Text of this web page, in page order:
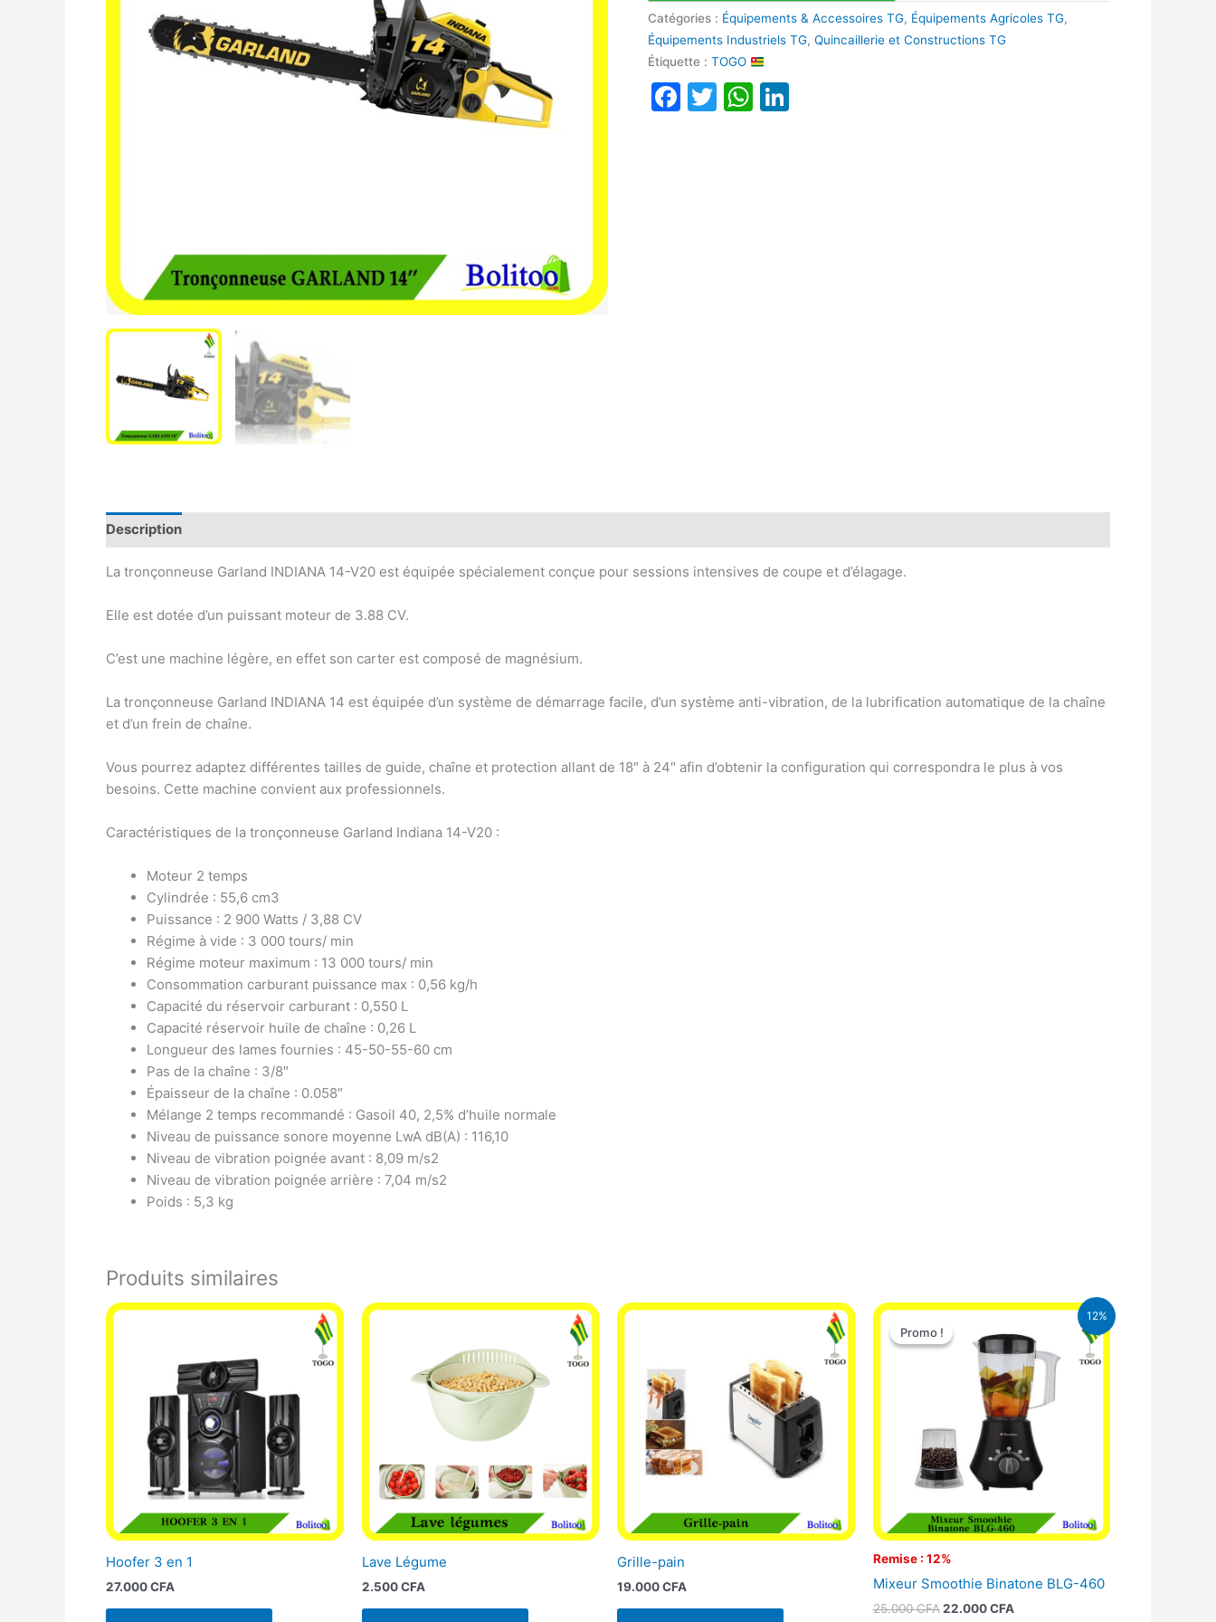
Catégories : Équipements & Accessoires TG, Équipements Agricoles TG,
Équipements Industriels TG,Quincaillerie et Constructions TG
Étiquette :TOGO
Facebook
TwitterWhatsApp
Description
La tronçonneuse Garland INDIANA 14-V20 est équipée spécialement conçue pour sessions intensives de coupe et d’élagage.
Elle est dotée d’un puissant moteur de 3.88 CV.
C’est une machine légère, en effet son carter est composé de magnésium.
La tronçonneuse Garland INDIANA 14 est équipée d’un système de démarrage facile, d’un système anti-vibration, de la lubrification automatique de la chaîne
et d’un frein de chaîne.
Vous pourrez adaptez différentes tailles de guide, chaîne et protection allant de 18″ à 24″ afin d’obtenir la configuration qui correspondra le plus à vos
besoins. Cette machine convient aux professionnels.
Caractéristiques de la tronçonneuse Garland Indiana 14-V20 :
Moteur 2 temps
Cylindrée : 55,6 cm3
Puissance : 2 900 Watts / 3,88 CV
Régime à vide : 3 000 tours/ min
Régime moteur maximum : 13 000 tours/ min
Consommation carburant puissance max : 0,56 kg/h
Capacité du réservoir carburant : 0,550 L
Capacité réservoir huile de chaîne : 0,26 L
Longueur des lames fournies : 45-50-55-60 cm
Pas de la chaîne : 3/8″
Épaisseur de la chaîne : 0.058″
Mélange 2 temps recommandé : Gasoil 40, 2,5% d’huile normale
Niveau de puissance sonore moyenne LwA dB(A) : 116,10
Niveau de vibration poignée avant : 8,09 m/s2
Niveau de vibration poignée arrière : 7,04 m/s2
Poids : 5,3 kg
Produits similaires
Hoofer 3 en 1
27.000CFA
Lave Légume
2.500CFA
Grille-pain
19.000CFA
12%
Promo !
Remise : 12%
Promo !
Mixeur Smoothie Binatone BLG-460
25.000CFA
Le
prix
initial
25.000 CFA.
22.000CFA
Le
actuel
est :
22.000 CFA.